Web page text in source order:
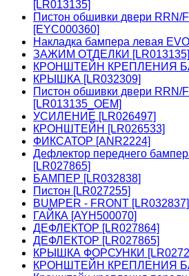
[LR013135]
Пистон обшивки двери RRN/
[EYC000360]
Накладка бампера левая
ЗАЖИМ ОТДЕЛКИ [LR013135]
КРОНШТЕЙН КРЕПЛЕНИЯ
КРЫШКА [LR032309]
Пистон обшивки двери RRN/
[LR013135_OEM]
УСИЛЕНИЕ [LR026497]
КРОНШТЕЙН [LR026533]
ФИКСАТОР [ANR2224]
Дефлектор переднего
[LR027865]
БАМПЕР [LR032838]
Пистон [LR027255]
BUMPER - FRONT [LR032837]
ГАЙКА [AYH500070]
ДЕФЛЕКТОР [LR027864]
ДЕФЛЕКТОР [LR027865]
КРЫШКА ФОРСУНКИ
КРОНШТЕЙН КРЕПЛЕНИЯ